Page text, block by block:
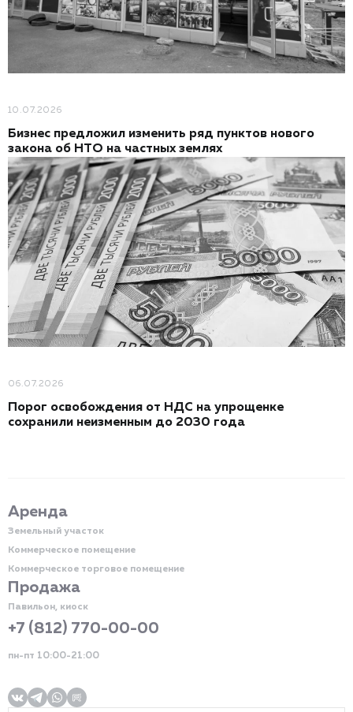
10.07.2026
Бизнес предложил изменить ряд пунктов нового
закона об НТО на частных землях
06.07.2026
Порог освобождения от НДС на упрощенке
сохранили неизменным до 2030 года
Аренда
Земельный участок
Коммерческое помещение
Коммерческое торговое помещение
Продажа
Павильон, киоск
+7 (812) 770-00-00
пн-пт 10:00-21:00